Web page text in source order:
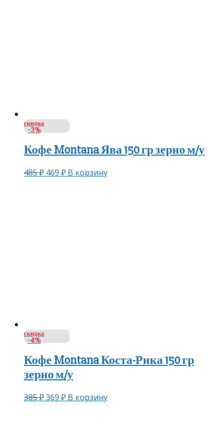
скидка
-3%
Кофе Montana Ява 150 гр зерно м/у
485₽ 469 ₽ В корзину
скидка
-4%
Кофе Montana Коста-Рика 150 гр
зерно м/у
385₽369 ₽ В корзину